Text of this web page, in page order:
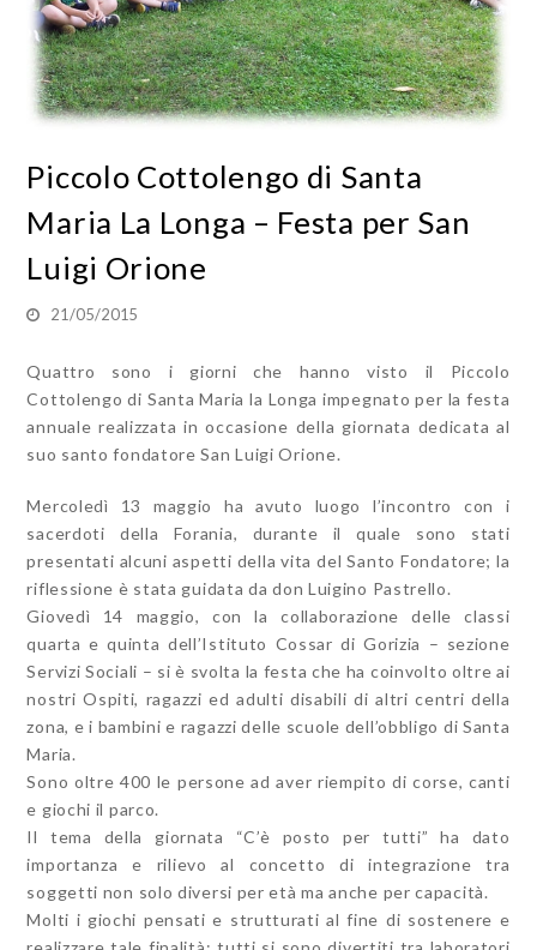
Piccolo Cottolengo di Santa
Maria La Longa – Festa per San
Luigi Orione
21/05/2015
Quattro sono i giorni che hanno visto il Piccolo
Cottolengo di Santa Maria la Longa impegnato per la festa
annuale realizzata in occasione della giornata dedicata al
suo santo fondatore San Luigi Orione.
Mercoledì 13 maggio ha avuto luogo l’incontro con i
sacerdoti della Forania, durante il quale sono stati
presentati alcuni aspetti della vita del Santo Fondatore; la
riflessione è stata guidata da don Luigino Pastrello.
Giovedì 14 maggio, con la collaborazione delle classi
quarta e quinta dell’Istituto Cossar di Gorizia – sezione
Servizi Sociali – si è svolta la festa che ha coinvolto oltre ai
nostri Ospiti, ragazzi ed adulti disabili di altri centri della
zona, e i bambini e ragazzi delle scuole dell’obbligo di Santa
Maria.
Sono oltre 400 le persone ad aver riempito di corse, canti
e giochi il parco.
Il tema della giornata “C’è posto per tutti” ha dato
importanza e rilievo al concetto di integrazione tra
soggetti non solo diversi per età ma anche per capacità.
Molti i giochi pensati e strutturati al fine di sostenere e